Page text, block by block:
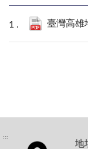
臺灣高雄地
:::
地